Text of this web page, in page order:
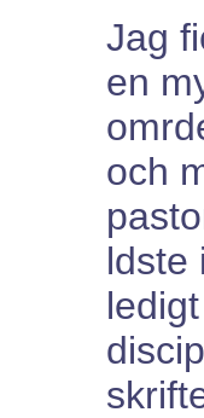
Jag
en
och
ldste